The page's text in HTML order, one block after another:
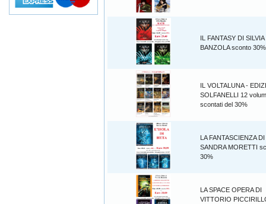
IL FANTASY DI SILVIA
BANZOLA sconto 30%
IL VOLTALUNA -
SOLFANELLI 12
scontati del 30%
LA FANTASCIENZA DI
SANDRA MORETTI
30%
LA SPACE OPERA DI
VITTORIO